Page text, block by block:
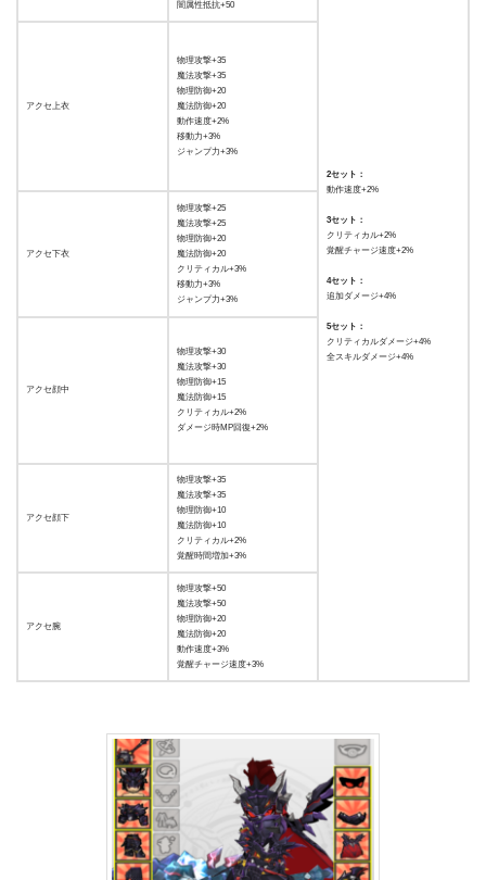
闇属性抵抗+50
2セット：
動作速度+2%
3セット：
クリティカル+2%
覚醒チャージ速度+2%
4セット：
追加ダメージ+4%
5セット：
クリティカルダメージ+4%
全スキルダメージ+4%
アクセ上衣
物理攻撃+35
魔法攻撃+35
物理防御+20
魔法防御+20
動作速度+2%
移動力+3%
ジャンプ力+3%
アクセ下衣
物理攻撃+25
魔法攻撃+25
物理防御+20
魔法防御+20
クリティカル+3%
移動力+3%
ジャンプ力+3%
アクセ顔中
物理攻撃+30
魔法攻撃+30
物理防御+15
魔法防御+15
クリティカル+2%
ダメージ時MP回復+2%
アクセ顔下
物理攻撃+35
魔法攻撃+35
物理防御+10
魔法防御+10
クリティカル+2%
覚醒時間増加+3%
アクセ腕
物理攻撃+50
魔法攻撃+50
物理防御+20
魔法防御+20
動作速度+3%
覚醒チャージ速度+3%